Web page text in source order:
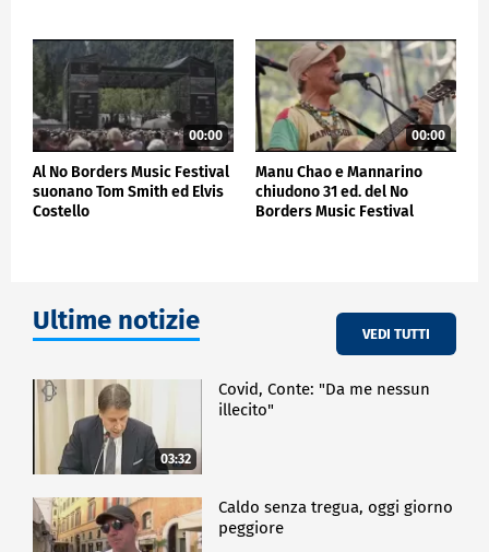
Convenience (domenica 3 agosto, Altopiano del
Montasio - Sella Nevea). Per tutte le informazioni
riguardo il festival, è disponibile il sito web al
seguente link:
https://www.nobordersmusicfestival.com
SPETTACOLO
00:00
Al No Borders Music Festival
suonano Tom Smith ed Elvis
Costello
00:00
Manu Chao e Mannarino
chiudono 31 ed. del No
Borders Music Festival
Ultime notizie VEDI TUTTI
03:32
Covid, Conte: "Da me nessun
illecito"
Caldo senza tregua, oggi giorno
peggiore